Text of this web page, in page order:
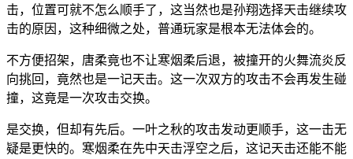
击，位置可就不怎么顺手了，这当然也是孙翔选择天击继续攻
击的原因，这种细微之处，普通玩家是根本无法体会的。
不方便招架，唐柔竟也不让寒烟柔后退，被撞开的火舞流炎反
向挑回，竟然也是一记天击。这一次双方的攻击不会再发生碰
撞，这竟是一次攻击交换。
是交换，但却有先后。一叶之秋的攻击发动更顺手，这一击无
疑是更快的。寒烟柔在先中天击浮空之后，这记天击还能不能